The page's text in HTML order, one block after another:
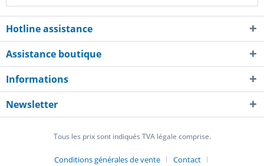
Hotline assistance
Assistance boutique
Informations
Newsletter
Tous les prix sont indiqués TVA légale comprise.
Conditions générales de vente
Contact